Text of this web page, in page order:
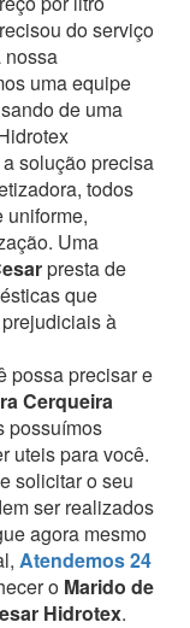
do serviço
nossa
uma equipe
de uma
solução precisa
todos
uniforme,
Uma
presta de
que
à
possa precisar e
Cerqueira
possuímos
uteis para você.
solicitar o seu
ser realizados
agora mesmo
Atendemos 24
o Marido de
Hidrotex.